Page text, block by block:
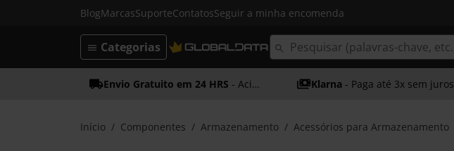
BlogMarcasSuporteContatosSeguir a minha encomenda
Categorias
Envio Gratuito em 24 HRS - Acima dos 50€ Klarna - Paga até 3x sem juros
Início Componentes Armazenamento Acessórios para Armazenamento